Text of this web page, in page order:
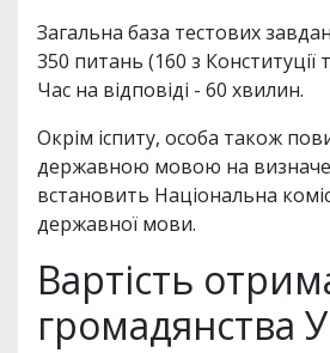
Загальна база тестових
350 питань (160 з Конституції
Час на відповіді - 60 хвилин.
Окрім іспиту, особа також
державною мовою на
встановить Національна
державної мови.
Вартість
громадянства